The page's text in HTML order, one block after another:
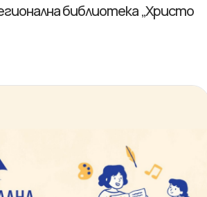
библиотека „Христо